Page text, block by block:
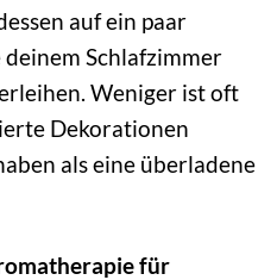
auf ein paar
Schlafzimmer
Weniger ist oft
Dekorationen
als eine überladene
für